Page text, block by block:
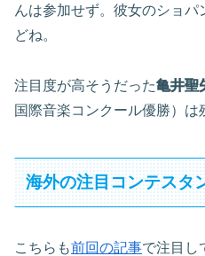
んは参加せず。彼女のショ
どね。
注目度が高そうだった亀井聖
国際音楽コンクール優勝）は
海外の注目コンテスタ
こちらも前回の記事で注目し